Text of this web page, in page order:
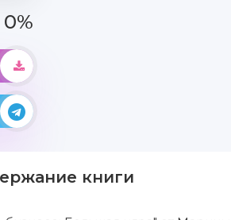
0%
книги